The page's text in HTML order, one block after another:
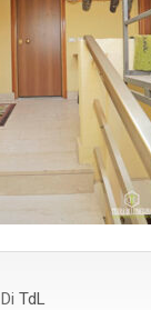
Di TdL